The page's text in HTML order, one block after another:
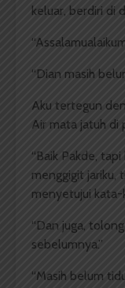
keluar, berdiri di
“Dian masih
Aku tertegun
Air mata jatuh di
“Baik Pakde,
menggigit jariku,
menyetujui kata-
“Dan juga,
sebelumnya.”
“Masih belum